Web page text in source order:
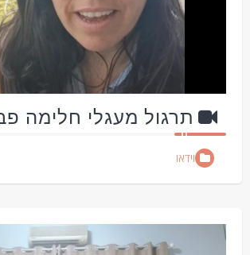
תרגול מעגלי חלימה
וידאו